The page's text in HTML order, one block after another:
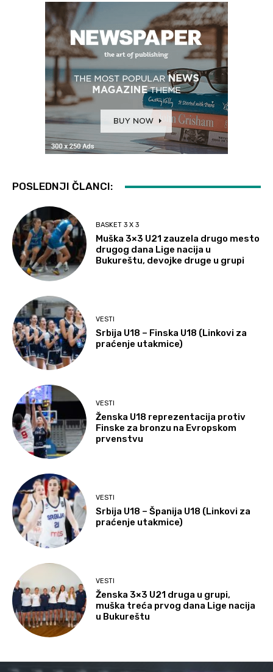
POSLEDNJI ČLANCI:
BASKET 3 X 3
Muška 3×3 U21 zauzela drugo mesto
drugog dana Lige nacija u
Bukureštu, devojke druge u grupi
VESTI
Srbija U18 – Finska U18 (Linkovi za
praćenje utakmice)
VESTI
Ženska U18 reprezentacija protiv
Finske za bronzu na Evropskom
prvenstvu
VESTI
Srbija U18 – Španija U18 (Linkovi za
praćenje utakmice)
VESTI
Ženska 3×3 U21 druga u grupi,
muška treća prvog dana Lige nacija
u Bukureštu